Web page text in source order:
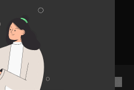
施柏宇